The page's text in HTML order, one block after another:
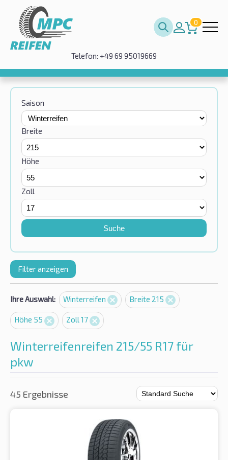
0
Telefon: +49 69 95019669
Saison
Breite
Höhe
Zoll
Suche
Filter anzeigen
Ihre Auswahl: Winterreifen Breite 215
Höhe 55 Zoll 17
Winterreifenreifen 215/55 R17 für
pkw
45 Ergebnisse